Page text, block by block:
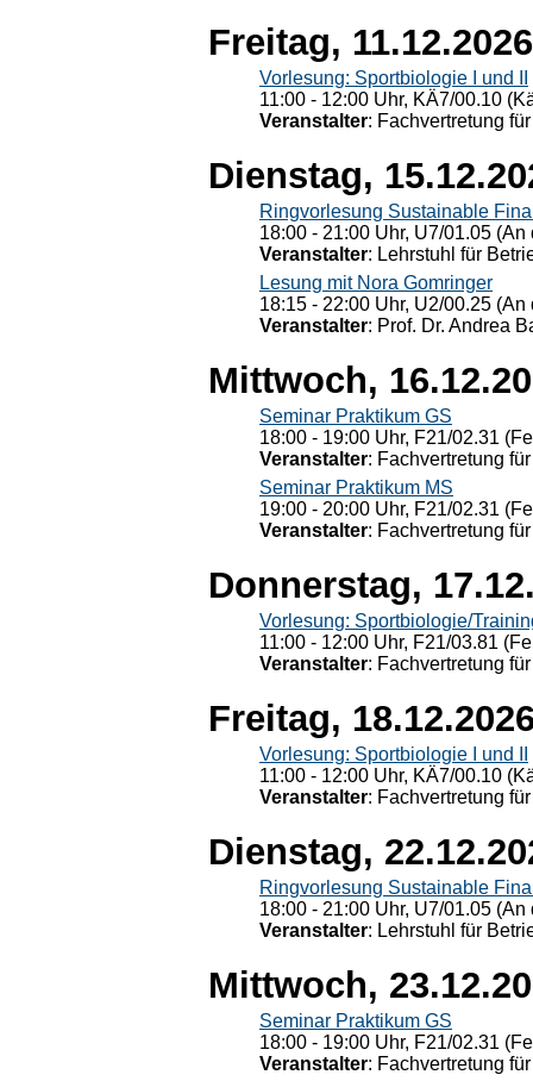
Freitag, 11.12.2026
Vorlesung: Sportbiologie I und II
11:00 - 12:00 Uhr, KÄ7/00.10
Veranstalter: Fachvertretung
Dienstag,
Ringvorlesung Sustainable
18:00 - 21:00 Uhr, U7/01.05
Veranstalter: Lehrstuhl für
Lesung mit Nora Gomringer
18:15 - 22:00 Uhr, U2/00.25
Veranstalter: Prof. Dr. Andrea
Mittwoch,
Seminar Praktikum GS
18:00 - 19:00 Uhr, F21/02.31
Veranstalter: Fachvertretung
Seminar Praktikum MS
19:00 - 20:00 Uhr, F21/02.31
Veranstalter: Fachvertretung
Donnerstag,
Vorlesung: Sportbiologie/
11:00 - 12:00 Uhr, F21/03.81
Veranstalter: Fachvertretung
Freitag,
Vorlesung: Sportbiologie I und II
11:00 - 12:00 Uhr, KÄ7/00.10
Veranstalter: Fachvertretung
Dienstag,
Ringvorlesung Sustainable
18:00 - 21:00 Uhr, U7/01.05
Veranstalter: Lehrstuhl für
Mittwoch,
Seminar Praktikum GS
18:00 - 19:00 Uhr, F21/02.31
Veranstalter: Fachvertretung